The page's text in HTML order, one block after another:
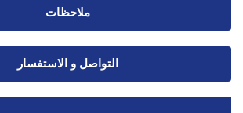
ملاحظات
التواصل و الاستفسار